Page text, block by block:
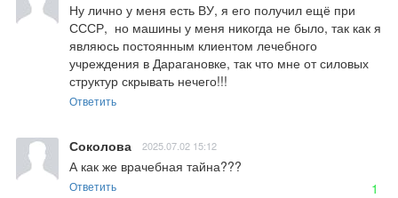
Ну лично у меня есть ВУ, я его получил ещё при
СССР,  но машины у меня никогда не было, так как я
являюсь постоянным клиентом лечебного
учреждения в Дарагановке, так что мне от силовых
структур скрывать нечего!!!
Ответить
Соколова 2025.07.02 15:12
А как же врачебная тайна???
Ответить 1